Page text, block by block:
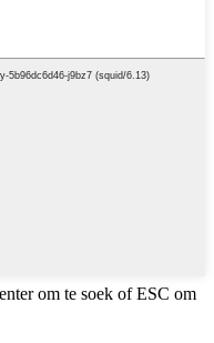
om te soek of ESC om